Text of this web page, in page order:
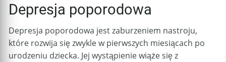
Depresja poporodowa
Depresja poporodowa jest zaburzeniem nastroju,
które rozwija się zwykle w pierwszych miesiącach po
urodzeniu dziecka. Jej wystąpienie wiąże się z